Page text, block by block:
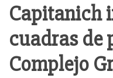
Capitanich
cuadras de
Complejo